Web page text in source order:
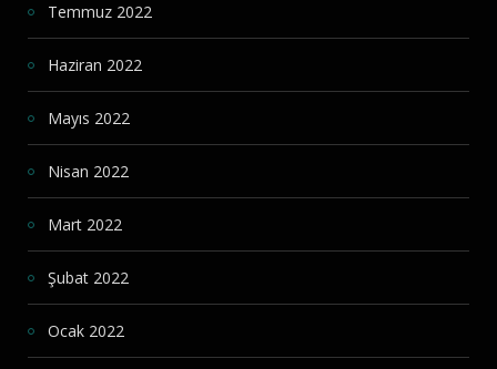
Temmuz 2022
Haziran 2022
Mayıs 2022
Nisan 2022
Mart 2022
Şubat 2022
Ocak 2022